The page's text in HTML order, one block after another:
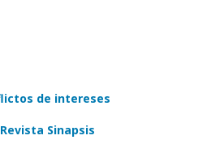
de intereses
Sinapsis